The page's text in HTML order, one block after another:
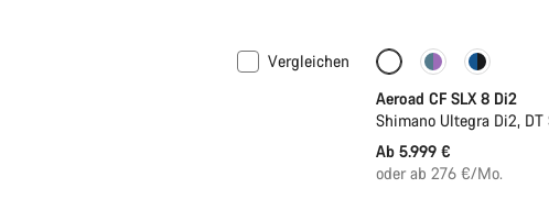
Vergleichen
Anpassen
Aeroad CF SLX 8 Di2
Shimano Ultegra Di2,
Ab 5.999 €
oder ab 276 €/Mo.